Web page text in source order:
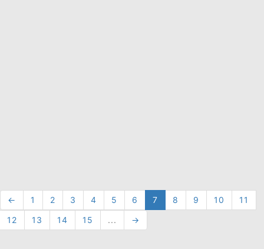
← 1 2 3 4 5 6 7 8 9 10
11
12
13 14 15 ... →